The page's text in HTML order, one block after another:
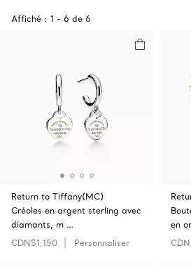
Affiché : 1 - 6 de 6
Return to Tiffany(MC)
Créoles en argent sterling avec
diamants, m …
CDN$1,150
Personnaliser
en